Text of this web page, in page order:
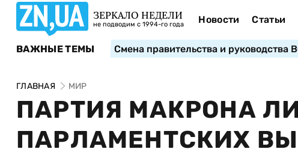
ЗЕРКАЛО НЕДЕЛИ
не подводим с 1994-го года Новости Статьи
ВАЖНЫЕ ТЕМЫ Смена правительства и руководства
ГЛАВНАЯ МИР
ПАРТИЯ МАКРОНА
ПАРЛАМЕНТСКИХ